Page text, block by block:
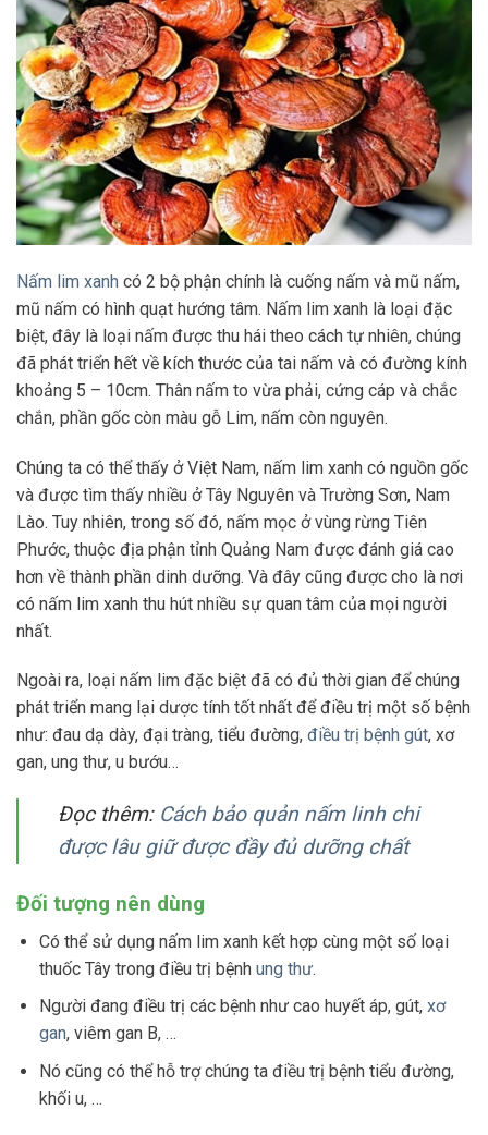
Nấm lim xanh có 2 bộ phận chính là cuống nấm và mũ nấm,
mũ nấm có hình quạt hướng tâm. Nấm lim xanh là loại đặc
biệt, đây là loại nấm được thu hái theo cách tự nhiên, chúng
đã phát triển hết về kích thước của tai nấm và có đường kính
khoảng 5 – 10cm. Thân nấm to vừa phải, cứng cáp và chắc
chắn, phần gốc còn màu gỗ Lim, nấm còn nguyên.
Chúng ta có thể thấy ở Việt Nam, nấm lim xanh có nguồn gốc
và được tìm thấy nhiều ở Tây Nguyên và Trường Sơn, Nam
Lào. Tuy nhiên, trong số đó, nấm mọc ở vùng rừng Tiên
Phước, thuộc địa phận tỉnh Quảng Nam được đánh giá cao
hơn về thành phần dinh dưỡng. Và đây cũng được cho là nơi
có nấm lim xanh thu hút nhiều sự quan tâm của mọi người
nhất.
Ngoài ra, loại nấm lim đặc biệt đã có đủ thời gian để chúng
phát triển mang lại dược tính tốt nhất để điều trị một số bệnh
như: đau dạ dày, đại tràng, tiểu đường, điều trị bệnh gút, xơ
gan, ung thư, u bướu…
Đọc thêm: Cách bảo quản nấm linh chi
được lâu giữ được đầy đủ dưỡng chất
Đối tượng nên dùng
Có thể sử dụng nấm lim xanh kết hợp cùng một số loại
thuốc Tây trong điều trị bệnh ung thư.
Người đang điều trị các bệnh như cao huyết áp, gút, xơ
gan, viêm gan B, …
Nó cũng có thể hỗ trợ chúng ta điều trị bệnh tiểu đường,
khối u, …